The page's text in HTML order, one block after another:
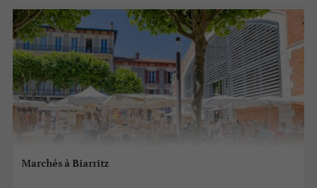
Marchés à Biarritz